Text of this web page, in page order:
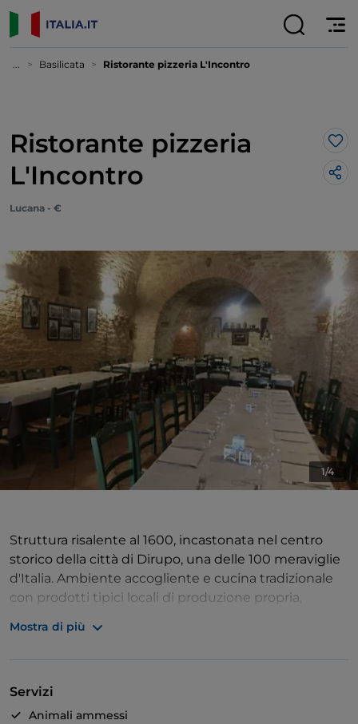
... Basilicata Ristorante pizzeria L'Incontro
Ristorante pizzeria
L'Incontro
Lucana - €
1/4
Struttura risalente al 1600, incastonata nel centro
storico della città di Dirupo, una delle 100 meraviglie
d'Italia. Ambiente accogliente e cucina tradizionale
con prodotti tipici locali di produzione propria,
dopo aver visitato la cittadina di Pisticci (Citta Bianca
Mostra di più
Servizi
Animali ammessi